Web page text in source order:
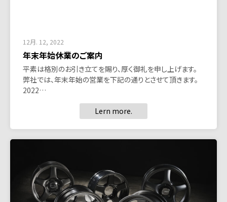
12月. 12, 2022
年末年始休業のご案内
平素は格別のお引き立てを賜り、厚く御礼を申し上げます。
弊社では、年末年始の営業を下記の通りとさせて頂きます。
2022…
Lern more.